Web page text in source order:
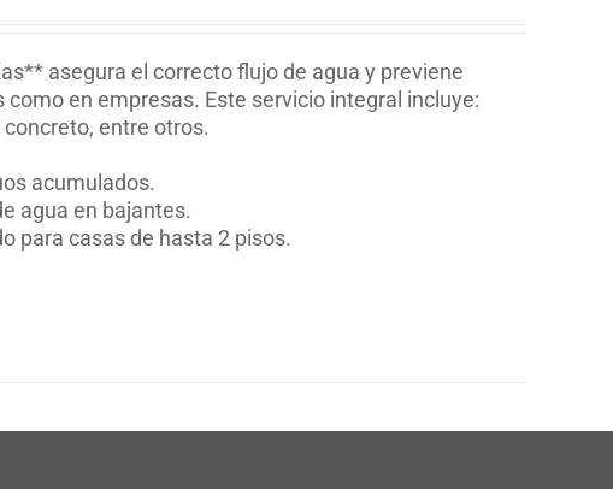
asegura el correcto flujo de agua y previene
en empresas. Este servicio integral incluye:
entre otros.
acumulados.
agua en bajantes.
para casas de hasta 2 pisos.